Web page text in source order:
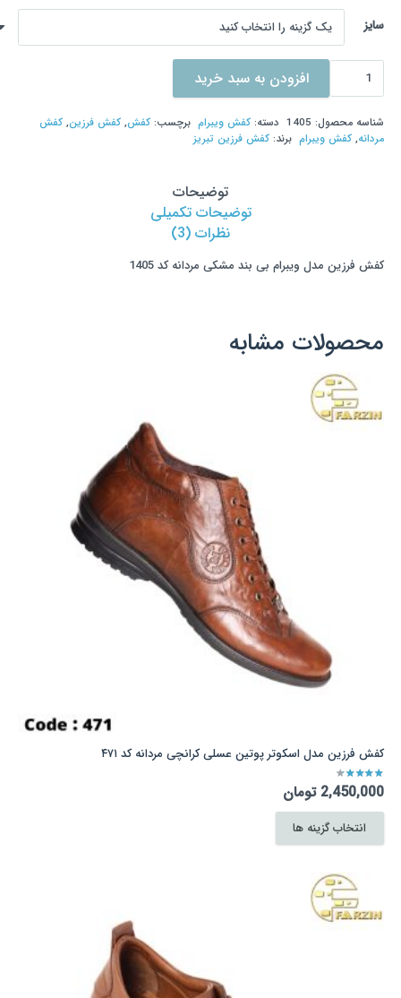
سایز
کفش
ویبرام
عدد
افزودن به سبد خرید
شناسه محصول: 1405 دسته:کفش ویبرام برچسب:کفش,کفش فرزین,کفش
مردانه,کفش ویبرام برند:کفش فرزین تبریز
توضیحات
توضیحات تکمیلی
نظرات (3)
کفش فرزین مدل ویبرام بی بند مشکی مردانه کد 1405
محصولات مشابه
کفش فرزین مدل اسکوتر پوتین عسلی کرانچی مردانه کد ۴۷۱
نمره 3.67 از 52,450,000 تومان
انتخاب گزینه ها